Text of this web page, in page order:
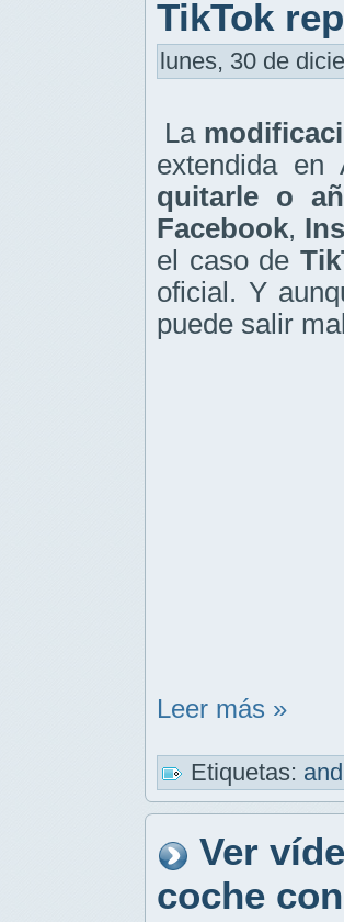
TikTok
lunes, 30 de
La
extendida
quitarle o
Facebook,
el caso de
oficial. Y
puede salir
Leer más »
Etiquetas:
Ver
coche